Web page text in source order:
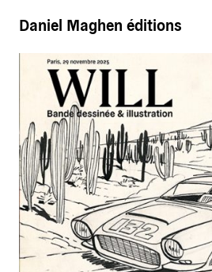
Daniel Maghen éditions